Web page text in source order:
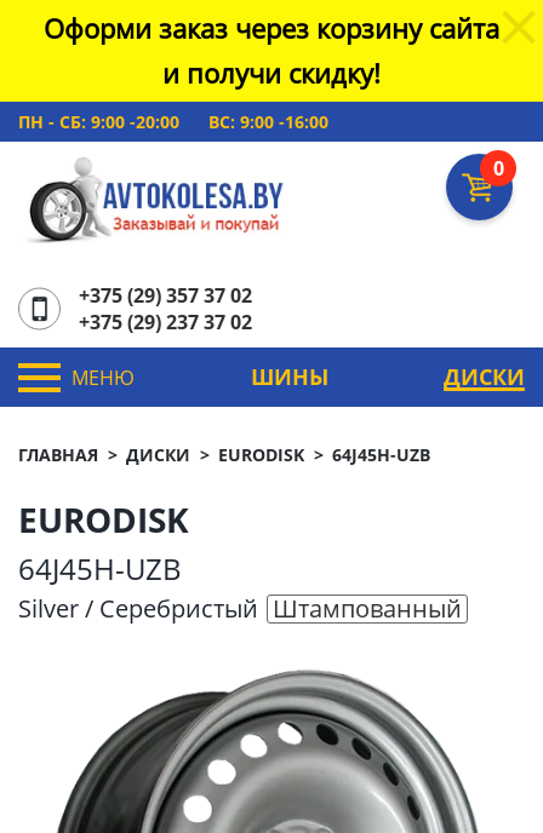
Оформи заказ через корзину сайта
и получи скидку!
ПН - СБ: 9:00 -20:00 ВС: 9:00 -16:00
0
+375 (29) 357 37 02
+375 (29) 237 37 02
МЕНЮ ШИНЫ ДИСКИ
ГЛАВНАЯ ДИСКИ EURODISK 64J45H-UZB
EURODISK
64J45H-UZB
Silver / Серебристый Штампованный